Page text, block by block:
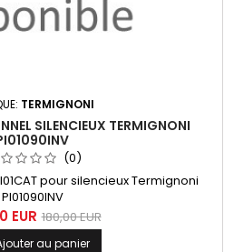
TERMIGNONI
SILENCIEUX TERMIGNONI
(0)
pour silencieux Termignoni
PI01090INV
EUR 180,00 EUR
au panier